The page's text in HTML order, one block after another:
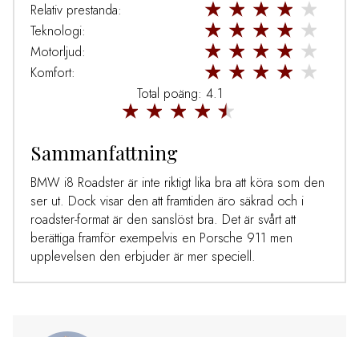
Relativ prestanda:
Teknologi:
Motorljud:
Komfort:
Total poäng: 4.1
Sammanfattning
BMW i8 Roadster är inte riktigt lika bra att köra som den
ser ut. Dock visar den att framtiden äro säkrad och i
roadster-format är den sanslöst bra. Det är svårt att
berättiga framför exempelvis en Porsche 911 men
upplevelsen den erbjuder är mer speciell.